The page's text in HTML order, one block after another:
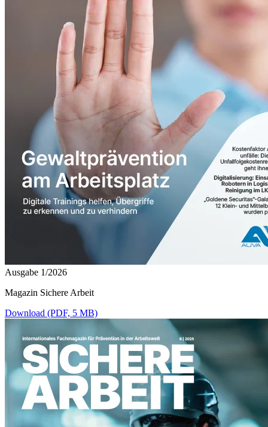
Ausgabe 1/2026
Magazin Sichere Arbeit
Download (PDF, 5 MB)